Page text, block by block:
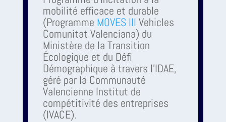
mobilité efficace et durable
(Programme MOVES III Vehicles
Comunitat Valenciana) du
Ministère de la Transition
Écologique et du Défi
Démographique à travers l'IDAE,
géré par la Communauté
Valencienne Institut de
compétitivité des entreprises
(IVACE).